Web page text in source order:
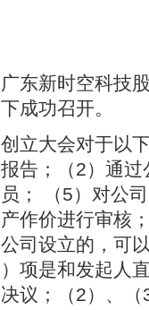
广东新时空科技
下成功召开。
创立大会对于以
报告；（2）通
员； （5）对公
产作价进行审核
公司设立的，可
）项是和发起人
决议；（2）、